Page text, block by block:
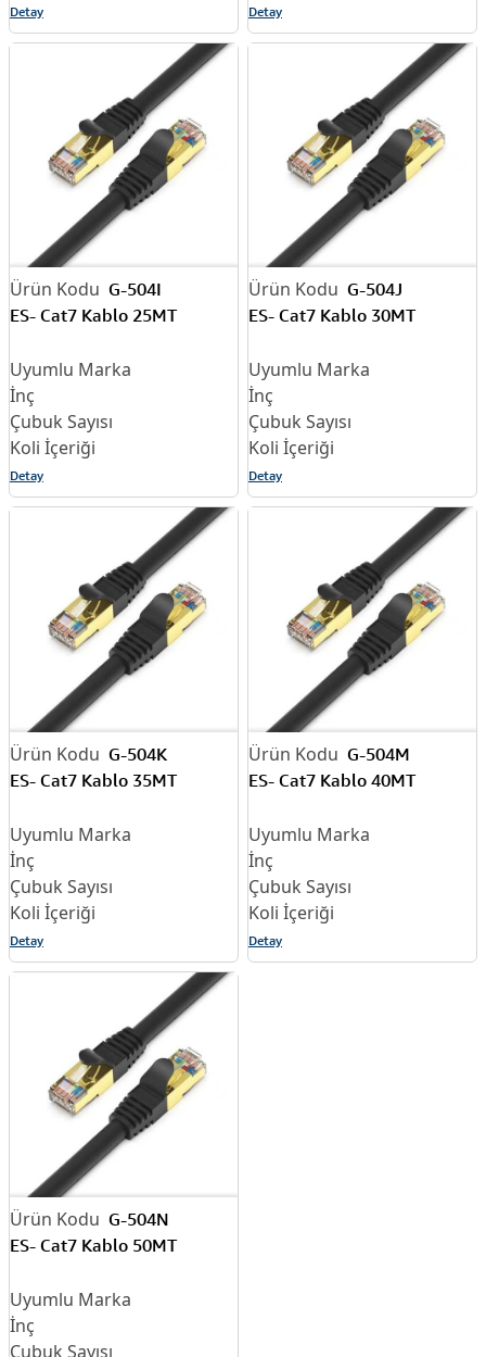
Detay Detay
G-504I
ES- Cat7 Kablo 25MT
Detay
G-504J
ES- Cat7 Kablo 30MT
Detay
G-504K
ES- Cat7 Kablo 35MT
Detay
G-504M
ES- Cat7 Kablo 40MT
Detay
G-504N
ES- Cat7 Kablo 50MT